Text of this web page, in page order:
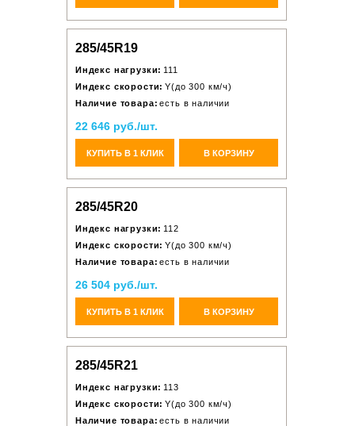
285/45R19
Индекс нагрузки: 111
Индекс скорости: Y(до 300 км/ч)
Наличие товара: есть в наличии
22 646 руб./шт.
КУПИТЬ В 1 КЛИК В КОРЗИНУ
285/45R20
Индекс нагрузки: 112
Индекс скорости: Y(до 300 км/ч)
Наличие товара: есть в наличии
26 504 руб./шт.
КУПИТЬ В 1 КЛИК В КОРЗИНУ
285/45R21
Индекс нагрузки: 113
Индекс скорости: Y(до 300 км/ч)
Наличие товара: есть в наличии